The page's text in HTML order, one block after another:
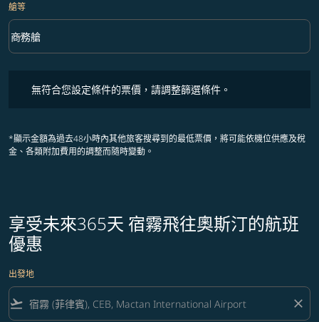
艙等
艙等 option 商務艙 Selected
商務艙
keyboard_arrow_down
無符合您設定條件的票價，請調整篩選條件。
*顯示金額為過去48小時內其他旅客搜尋到的最低票價，將可能依機位供應及稅
金、各類附加費用的調整而隨時變動。
享受未來365天 宿霧飛往奧斯汀的航班
優惠
出發地
flight_takeoff close